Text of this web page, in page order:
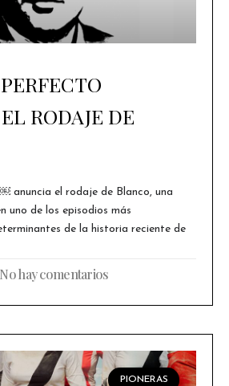
RODAJE DE
anuncia el rodaje de Blanco, una
uno de los episodios más
de la historia reciente de
No hay comentarios
PIONERAS